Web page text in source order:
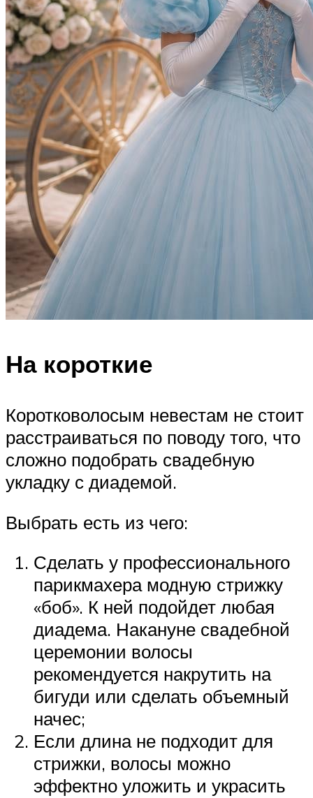
На короткие
Коротковолосым невестам не стоит
расстраиваться по поводу того, что
сложно подобрать свадебную
укладку с диадемой.
Выбрать есть из чего:
Сделать у профессионального
парикмахера модную стрижку
«боб». К ней подойдет любая
диадема. Накануне свадебной
церемонии волосы
рекомендуется накрутить на
бигуди или сделать объемный
начес;
Если длина не подходит для
стрижки, волосы можно
эффектно уложить и украсить